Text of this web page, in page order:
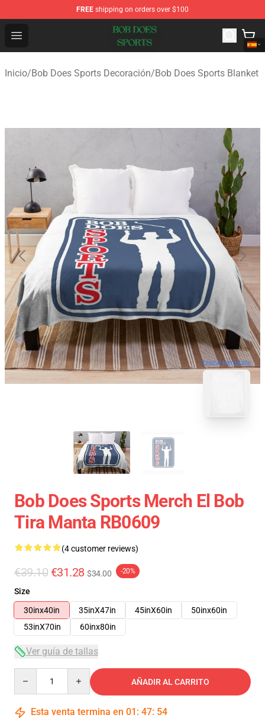
FREE shipping on orders over $100
Open menu
Bob Does Sports Store - Official Bob Does Sports
Inicio/Bob Does Sports Decoración/Bob Does Sports Blanket
blank template
Bob Does Sports Merch El Bob
Tira Manta RB0609
(4 customer reviews)
€39.10 €31.28 $34.00 -20%
Size
30inx40in
35inX47in 45inX60in
50inx60in
53inX70in
60inx80in
Ver guía de tallas
AÑADIR AL CARRITO
Esta venta termina en 01 : 47: 54